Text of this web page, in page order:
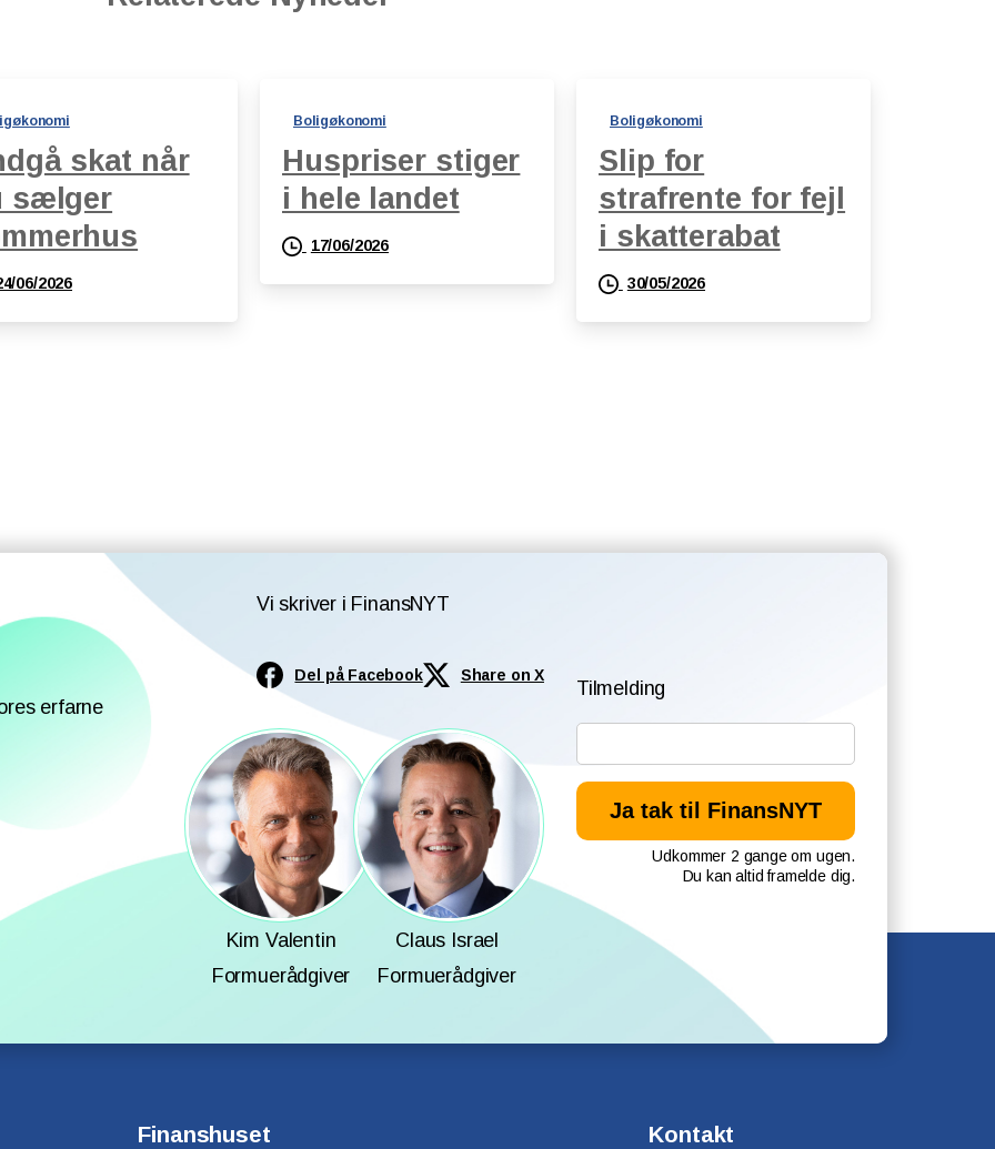
skat når
sælger
06/2026
Boligøkonomi
Huspriser stiger
i hele landet
17/06/2026
Boligøkonomi
Slip for
strafrente for fejl
i skatterabat
30/05/2026
erfarne
Vi skriver i FinansNYT
Del på Facebook Share on X
Kim Valentin
Formuerådgiver
Claus Israel
Formuerådgiver
Tilmelding
Udkommer 2 gange om ugen.
Du kan altid framelde dig.
Finanshuset Kontakt